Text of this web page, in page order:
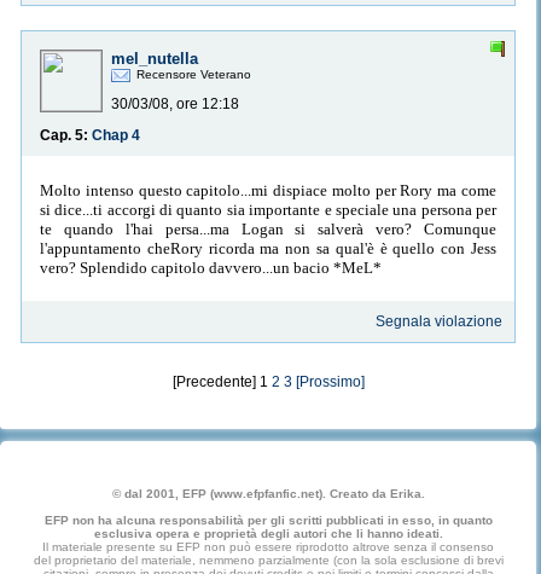
mel_nutella
Recensore Veterano
30/03/08, ore 12:18
Cap. 5: Chap 4
Molto intenso questo capitolo...mi dispiace molto per Rory ma come
si dice...ti accorgi di quanto sia importante e speciale una persona per
te quando l'hai persa...ma Logan si salverà vero? Comunque
l'appuntamento cheRory ricorda ma non sa qual'è è quello con Jess
vero? Splendido capitolo davvero...un bacio *MeL*
Segnala violazione
[Precedente] 1 2 3 [Prossimo]
© dal 2001, EFP (www.efpfanfic.net). Creato da Erika.
EFP non ha alcuna responsabilità per gli scritti pubblicati in esso, in quanto
esclusiva opera e proprietà degli autori che li hanno ideati.
Il materiale presente su EFP non può essere riprodotto altrove senza il consenso
del proprietario del materiale, nemmeno parzialmente (con la sola esclusione di brevi